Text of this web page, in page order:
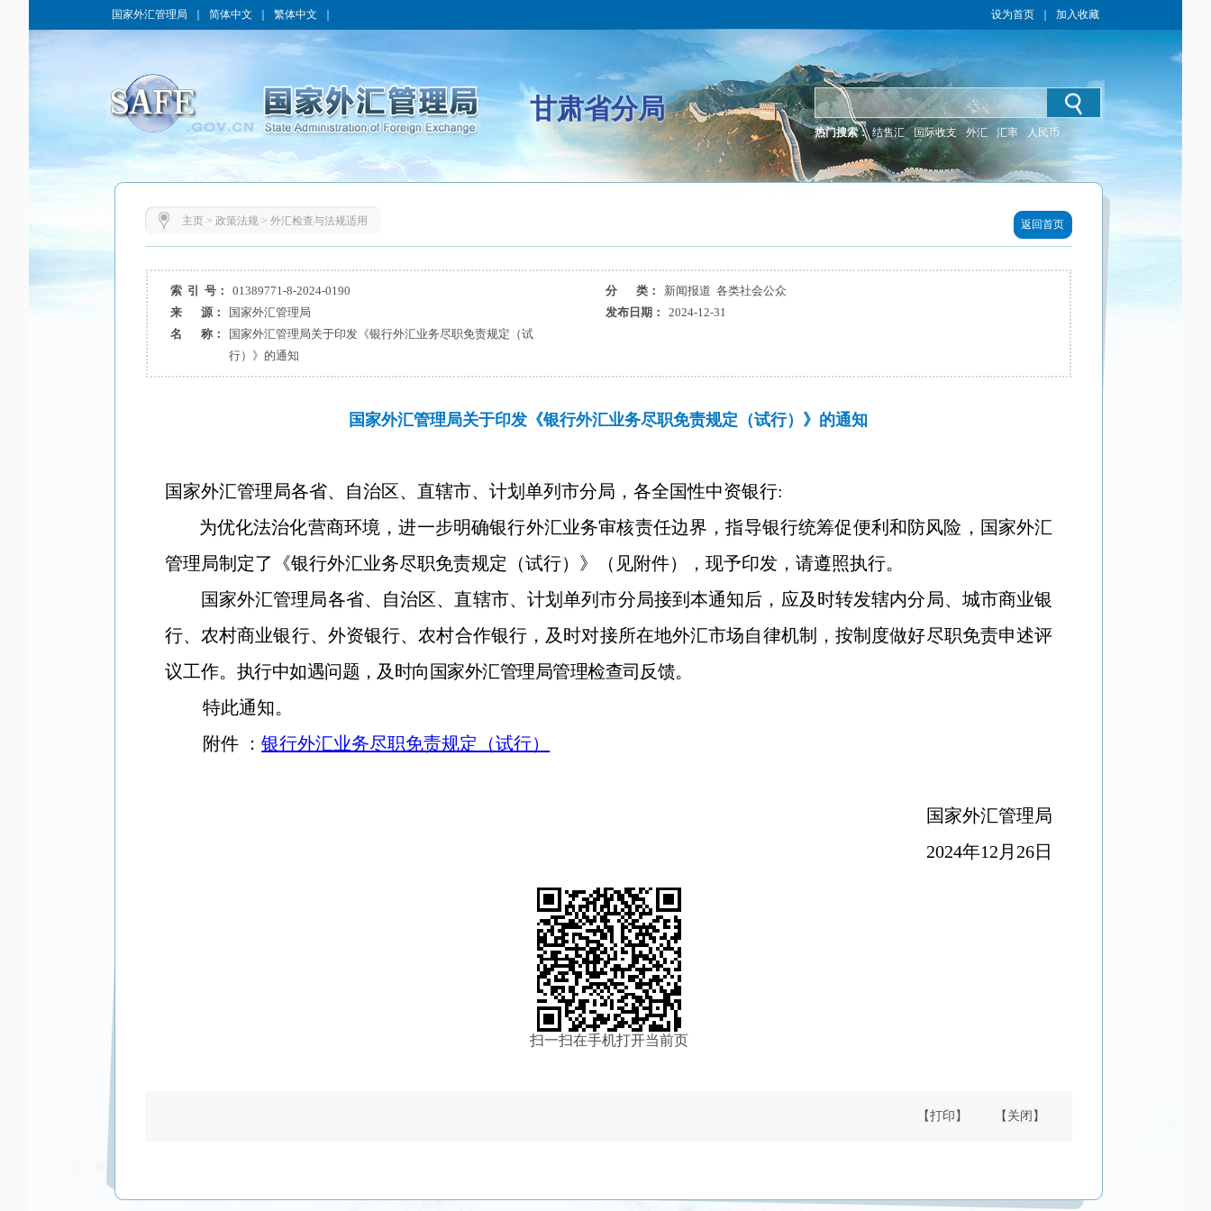
国家外汇管理局 简体中文 繁体中文 设为首页 加入收藏
甘肃省分局
热门搜索： 结售汇 国际收支 外汇 汇率 人民币
主页> 政策法规> 外汇检查与法规适用 返回首页
索 引 号： 01389771-8-2024-0190 分 类：
新闻报道 各类社会公众
来 源：
国家外汇管理局 发布日期：
2024-12-31
名 称：
国家外汇管理局关于印发《银行外汇业务尽职免责规定（试
行）》的通知
国家外汇管理局关于印发《银行外汇业务尽职免责规定（试行）》的通知
国家外汇管理局各省、自治区、直辖市、计划单列市分局，各全国性中资银行:
为优化法治化营商环境，进一步明确银行外汇业务审核责任边界，指导银行统筹促便利和防风险，国家外汇
管理局制定了《银行外汇业务尽职免责规定（试行）》（见附件），现予印发，请遵照执行。
国家外汇管理局各省、自治区、直辖市、计划单列市分局接到本通知后，应及时转发辖内分局、城市商业银
行、农村商业银行、外资银行、农村合作银行，及时对接所在地外汇市场自律机制，按制度做好尽职免责申述评
议工作。 执行中如遇问题，及时向国家外汇管理局管理检查司反馈。
特此通知。
附件 ：银行外汇业务尽职免责规定（试行）
国家外汇管理局
2024年12 月 26日
扫一扫在手机打开当前页
【打印】 【关闭】